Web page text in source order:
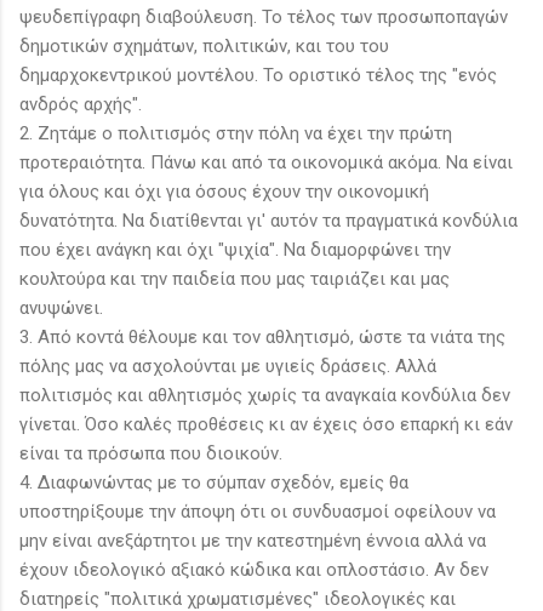
ψευδεπίγραφη διαβούλευση. Το τέλος των προσωποπαγών
δημοτικών σχημάτων, πολιτικών, και του του
δημαρχοκεντρικού μοντέλου. Το οριστικό τέλος της "ενός
ανδρός αρχής".
2. Ζητάμε ο πολιτισμός στην πόλη να έχει την πρώτη
προτεραιότητα. Πάνω και από τα οικονομικά ακόμα. Να είναι
για όλους και όχι για όσους έχουν την οικονομική
δυνατότητα. Να διατίθενται γι' αυτόν τα πραγματικά κονδύλια
που έχει ανάγκη και όχι "ψιχία". Να διαμορφώνει την
κουλτούρα και την παιδεία που μας ταιριάζει και μας
ανυψώνει.
3. Από κοντά θέλουμε και τον αθλητισμό, ώστε τα νιάτα της
πόλης μας να ασχολούνται με υγιείς δράσεις. Αλλά
πολιτισμός και αθλητισμός χωρίς τα αναγκαία κονδύλια δεν
γίνεται. Όσο καλές προθέσεις κι αν έχεις όσο επαρκή κι εάν
είναι τα πρόσωπα που διοικούν.
4. Διαφωνώντας με το σύμπαν σχεδόν, εμείς θα
υποστηρίξουμε την άποψη ότι οι συνδυασμοί οφείλουν να
μην είναι ανεξάρτητοι με την κατεστημένη έννοια αλλά να
έχουν ιδεολογικό αξιακό κώδικα και οπλοστάσιο. Αν δεν
διατηρείς "πολιτικά χρωματισμένες" ιδεολογικές και